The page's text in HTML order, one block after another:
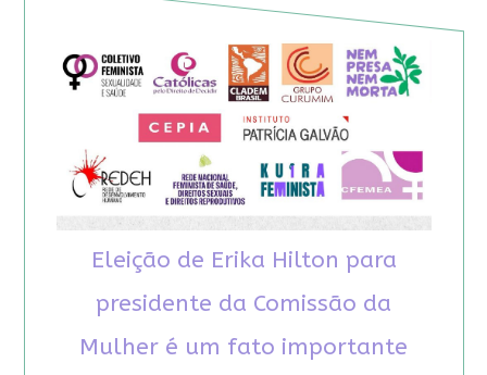
Eleição de Erika Hilton para
presidente da Comissão da
Mulher é um fato importante